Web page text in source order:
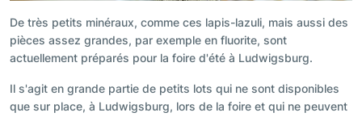
De très petits minéraux, comme ces lapis-lazuli, mais aussi des
pièces assez grandes, par exemple en fluorite, sont
actuellement préparés pour la foire d'été à Ludwigsburg.
Il s'agit en grande partie de petits lots qui ne sont disponibles
que sur place, à Ludwigsburg, lors de la foire et qui ne peuvent